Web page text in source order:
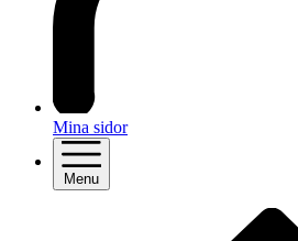
Mina sidor
Menu